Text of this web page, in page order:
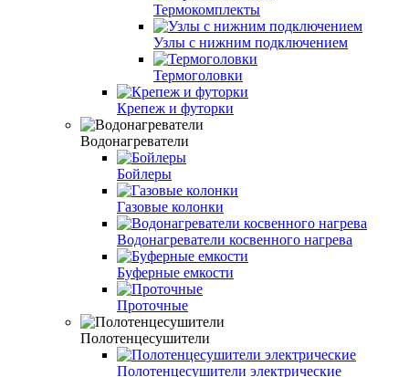
Термокомплекты
Узлы с нижним подключением
Термоголовки
Крепеж и футорки
Водонагреватели
Бойлеры
Газовые колонки
Водонагреватели косвенного нагрева
Буферные емкости
Проточные
Полотенцесушители
Полотенцесушители электрические